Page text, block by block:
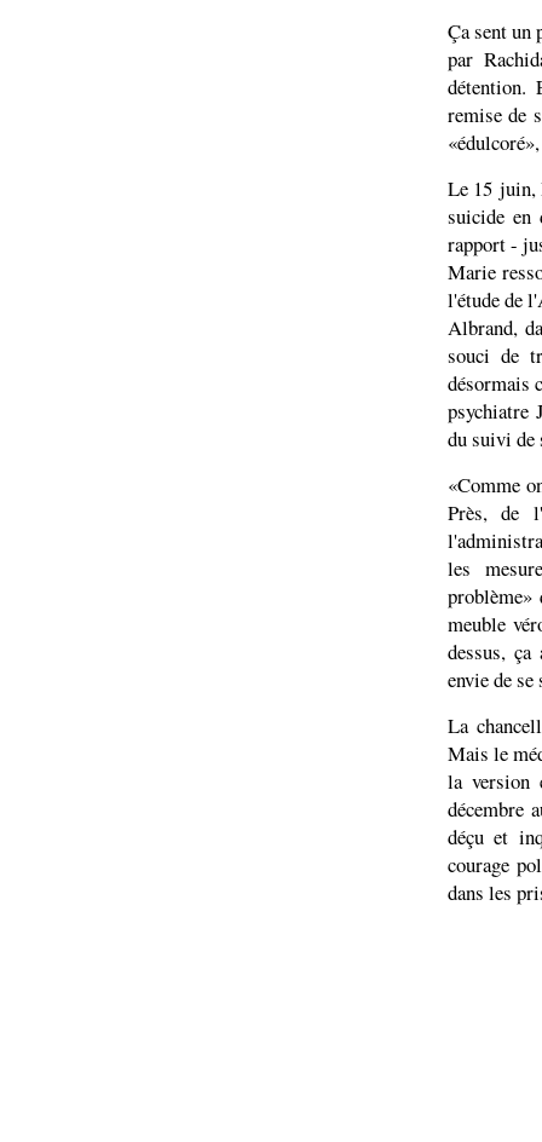
Ça sent un
par
détention.
remise de
Le 15 juin,
suicide en
rapport -
Marie
l'étude de
Albrand,
souci de
désormais
psychiatre
du suivi de
«Comme
Près, de
les
meuble
dessus,
envie de
La
Mais le
la version
décembre
déçu et
courage
dans les